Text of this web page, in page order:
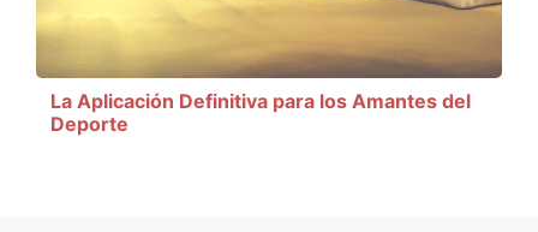
La Aplicación Definitiva para los Amantes del
Deporte